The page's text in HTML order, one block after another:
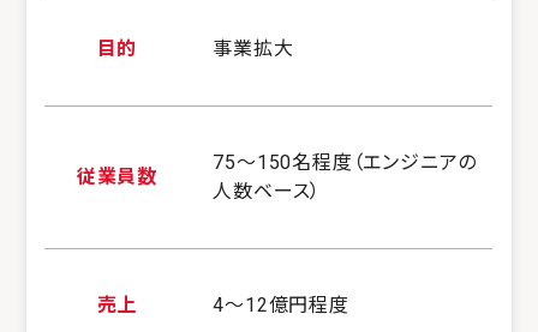
目的 事業拡大
従業員数
75～150名程度（エンジニアの
人数ベース）
売上 4～12億円程度